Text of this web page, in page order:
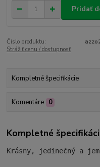
Pridať
Číslo produktu:
Strážiť cenu / dostupnosť
Kompletné špecifikácie
Komentáre 0
Kompletné
Krásny, jedinečný a